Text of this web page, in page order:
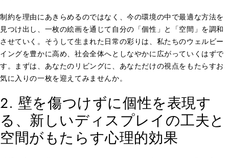
制約を理由にあきらめるのではなく、今の環境の中で最適な方法を
見つけ出し、一枚の絵画を通じて自分の「個性」と「空間」を調和
させていく。そうして生まれた日常の彩りは、私たちのウェルビー
イングを豊かに高め、社会全体へとしなやかに広がっていくはずで
す。まずは、あなたのリビングに、あなただけの視点をもたらすお
気に入りの一枚を迎えてみませんか。
2. 壁を傷つけずに個性を表現す
る、新しいディスプレイの工夫と
空間がもたらす心理的効果